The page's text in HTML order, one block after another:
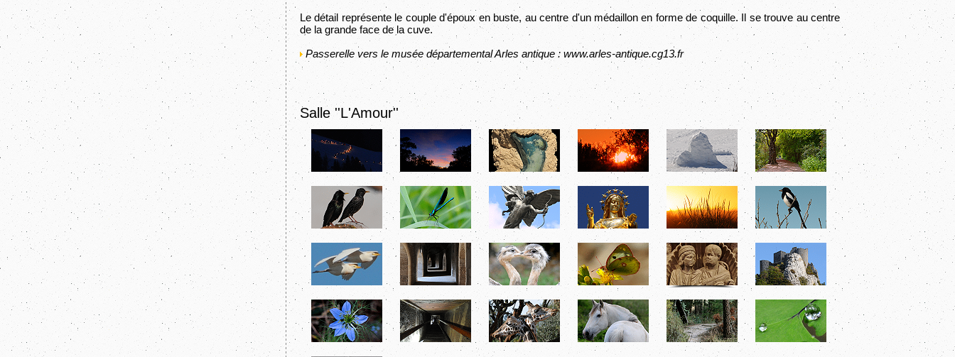
Le détail représente le couple d'époux en buste, au centre d'un médaillon en forme de coquille. Il se trouve au centre
de la grande face de la cuve.
Passerelle vers le musée départemental Arles antique : www.arles-antique.cg13.fr
Salle ''L'Amour''